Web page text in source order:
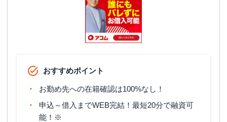
おすすめポイント
お勤め先への在籍確認は100%なし！
申込～借入までWEB完結！最短20分で融資可
能！※